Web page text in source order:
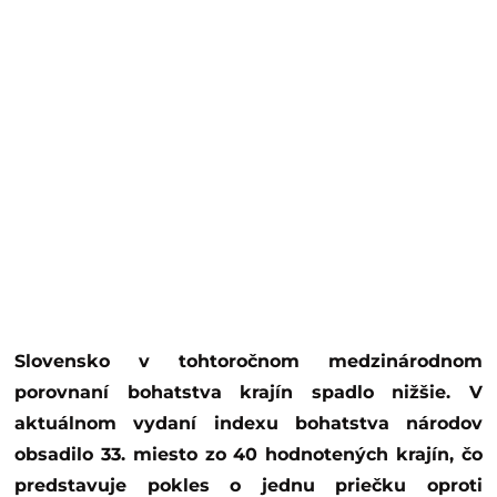
Slovensko v tohtoročnom medzinárodnom
porovnaní bohatstva krajín spadlo nižšie. V
aktuálnom vydaní indexu bohatstva národov
obsadilo 33. miesto zo 40 hodnotených krajín, čo
predstavuje pokles o jednu priečku oproti